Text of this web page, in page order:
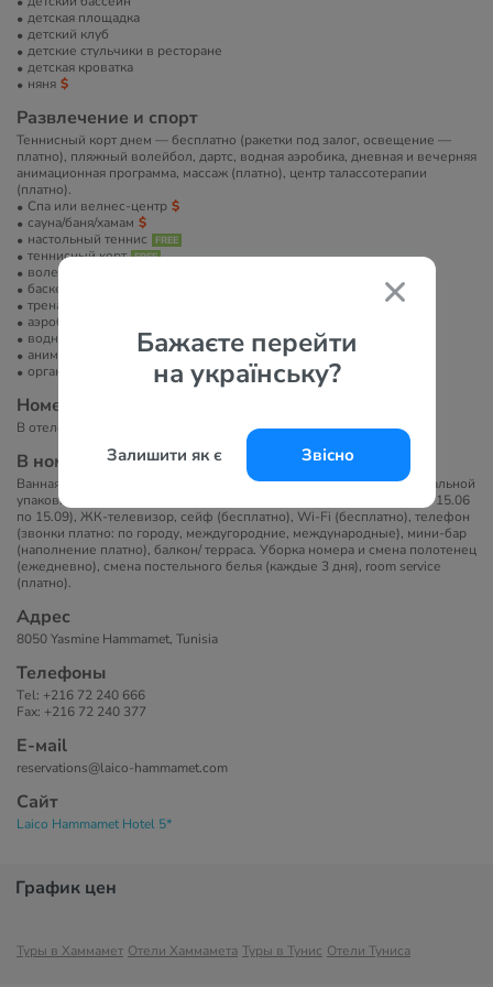
Бажаєте перейти
на українську?
Залишити як є Звісно
детская площадка
детский клуб
детские стульчики в ресторане
детская кроватка
няня
Развлечение и спорт
Теннисный корт днем — бесплатно (ракетки под залог, освещение —
платно), пляжный волейбол, дартс, водная аэробика, дневная и вечерняя
анимационная программа, массаж (платно), центр талассотерапии
(платно).
Спа или велнес-центр
сауна/баня/хамам
настольный теннис
теннисный корт
волейбол
баскетбольная площадка
тренажерный зал
аэробика
водные развлечения
анимация
организация экскурсий
Номера
В отеле 288 номеров.
В номерах
Ванная комната, фен, косметические принадлежности в индивидуальной
упаковке (пополняются ежедневно), центральный кондиционер (с 15.06
по 15.09), ЖК-телевизор, сейф (бесплатно), Wi-Fi (бесплатно), телефон
(звонки платно: по городу, междугородние, международные), мини-бар
(наполнение платно), балкон/ терраса. Уборка номера и смена полотенец
(ежедневно), смена постельного белья (каждые 3 дня), room service
(платно).
Адрес
8050 Yasmine Hammamet, Tunisia
Телефоны
Tеl: +216 72 240 666
Fax: +216 72 240 377
Е-маil
reservations@laico-hammamet.com
Сайт
Laico Hammamet Hotel 5*
График цен
Туры в Хаммамет Отели Хаммамета Туры в Тунис Отели Туниса